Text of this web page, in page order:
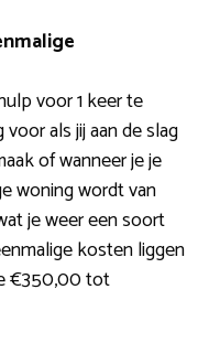
voor 1 keer te
als jij aan de slag
of wanneer je je
woning wordt van
je weer een soort
kosten liggen
€350,00 tot